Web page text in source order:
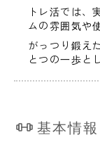
トレ活では、
ムの雰囲気や
がっつり鍛え
とつの一歩と
基本情報